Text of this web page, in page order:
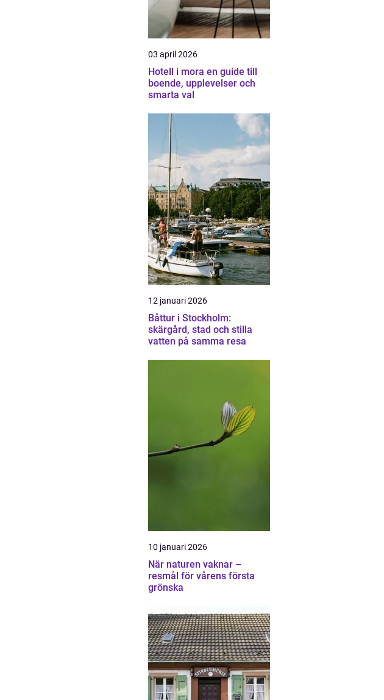
03 april 2026
Hotell i mora en guide till
boende, upplevelser och
smarta val
12 januari 2026
Båttur i Stockholm:
skärgård, stad och stilla
vatten på samma resa
10 januari 2026
När naturen vaknar –
resmål för vårens första
grönska